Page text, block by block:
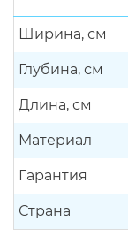
Ширина, см
Глубина, см
Длина, см
Материал
Гарантия
Страна